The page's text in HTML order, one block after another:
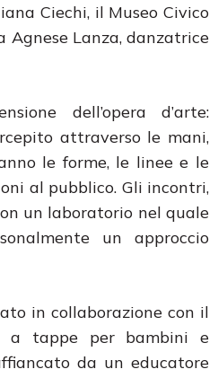
Ciechi, il Museo Civico
Agnese Lanza, danzatrice
dell’opera d’arte:
attraverso le mani,
le forme, le linee e le
al pubblico. Gli incontri,
un laboratorio nel quale
un approccio
in collaborazione con il
a tappe per bambini e
da un educatore